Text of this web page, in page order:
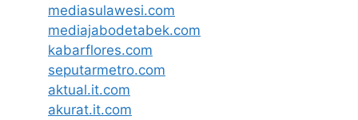
mediasulawesi.com
mediajabodetabek.com
kabarflores.com
seputarmetro.com
aktual.it.com
akurat.it.com